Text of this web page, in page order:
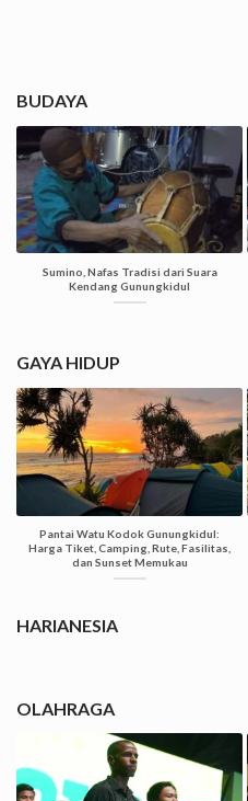
BUDAYA
Sumino, Nafas Tradisi dari Suara
Kendang Gunungkidul
GAYA HIDUP
Pantai Watu Kodok Gunungkidul:
Harga Tiket, Camping, Rute, Fasilitas,
dan Sunset Memukau
HARIANESIA
OLAHRAGA